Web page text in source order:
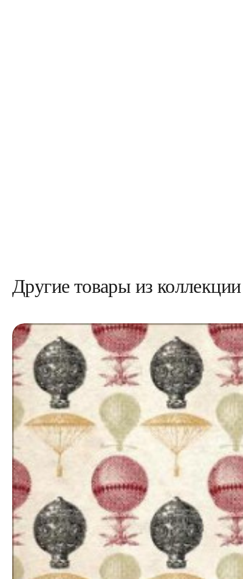
Другие товары из коллекции